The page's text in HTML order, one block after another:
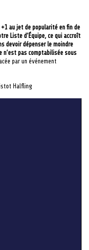
+1 au jet de popularité en fin de
Liste d’Équipe, ce qui accroît
devoir dépenser le moindre
n’est pas comptabilisée sous
par un événement
Halfling